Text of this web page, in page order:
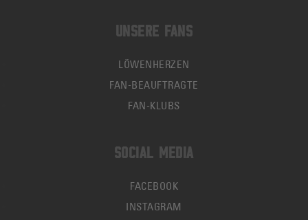
UNSERE FANS
LÖWENHERZEN
FAN-BEAUFTRAGTE
FAN-KLUBS
SOCIAL MEDIA
FACEBOOK
INSTAGRAM